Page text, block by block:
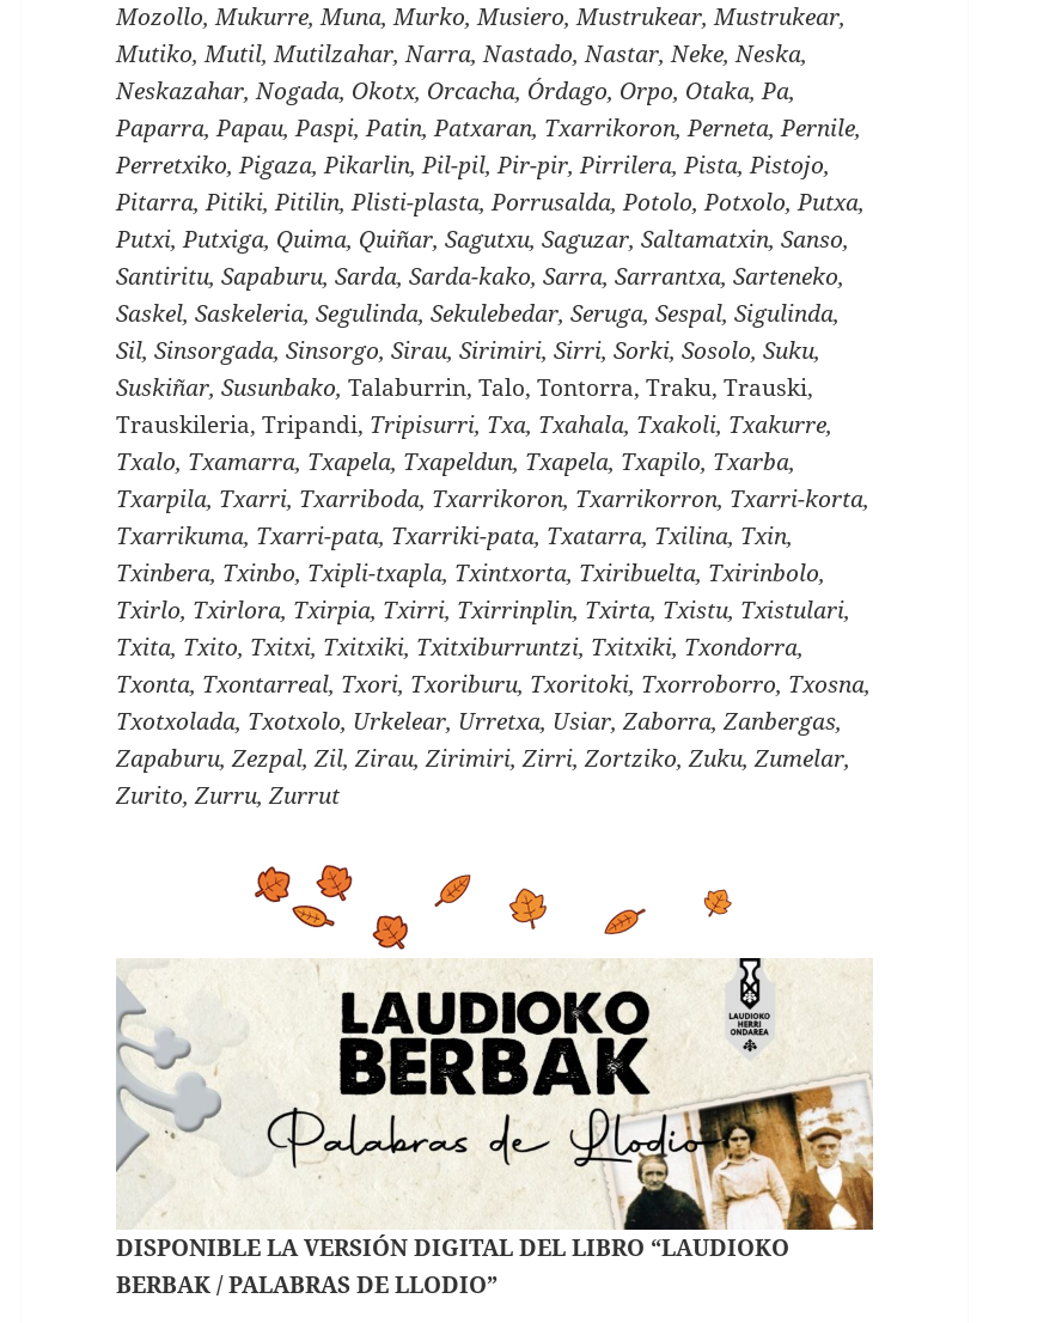
Mozollo, Mukurre, Muna, Murko, Musiero, Mustrukear, Mustrukear,
Mutiko, Mutil, Mutilzahar, Narra, Nastado, Nastar, Neke, Neska,
Neskazahar, Nogada, Okotx, Orcacha, Órdago, Orpo, Otaka, Pa,
Paparra, Papau, Paspi, Patin, Patxaran, Txarrikoron, Perneta, Pernile,
Perretxiko, Pigaza, Pikarlin, Pil-pil, Pir-pir, Pirrilera, Pista, Pistojo,
Pitarra, Pitiki, Pitilin, Plisti-plasta, Porrusalda, Potolo, Potxolo, Putxa,
Putxi, Putxiga, Quima, Quiñar, Sagutxu, Saguzar, Saltamatxin, Sanso,
Santiritu, Sapaburu, Sarda, Sarda-kako, Sarra, Sarrantxa, Sarteneko,
Saskel, Saskeleria, Segulinda, Sekulebedar, Seruga, Sespal, Sigulinda,
Sil, Sinsorgada, Sinsorgo, Sirau, Sirimiri, Sirri, Sorki, Sosolo, Suku,
Suskiñar, Susunbako, Talaburrin, Talo, Tontorra, Traku, Trauski,
Trauskileria, Tripandi, Tripisurri, Txa, Txahala, Txakoli, Txakurre,
Txalo, Txamarra, Txapela, Txapeldun, Txapela, Txapilo, Txarba,
Txarpila, Txarri, Txarriboda, Txarrikoron, Txarrikorron, Txarri-korta,
Txarrikuma, Txarri-pata, Txarriki-pata, Txatarra, Txilina, Txin,
Txinbera, Txinbo, Txipli-txapla, Txintxorta, Txiribuelta, Txirinbolo,
Txirlo, Txirlora, Txirpia, Txirri, Txirrinplin, Txirta, Txistu, Txistulari,
Txita, Txito, Txitxi, Txitxiki, Txitxiburruntzi, Txitxiki, Txondorra,
Txonta, Txontarreal, Txori, Txoriburu, Txoritoki, Txorroborro, Txosna,
Txotxolada, Txotxolo, Urkelear, Urretxa, Usiar, Zaborra, Zanbergas,
Zapaburu, Zezpal, Zil, Zirau, Zirimiri, Zirri, Zortziko, Zuku, Zumelar,
Zurito, Zurru, Zurrut
DISPONIBLE LA VERSIÓN DIGITAL DEL LIBRO “LAUDIOKO
BERBAK / PALABRAS DE LLODIO”